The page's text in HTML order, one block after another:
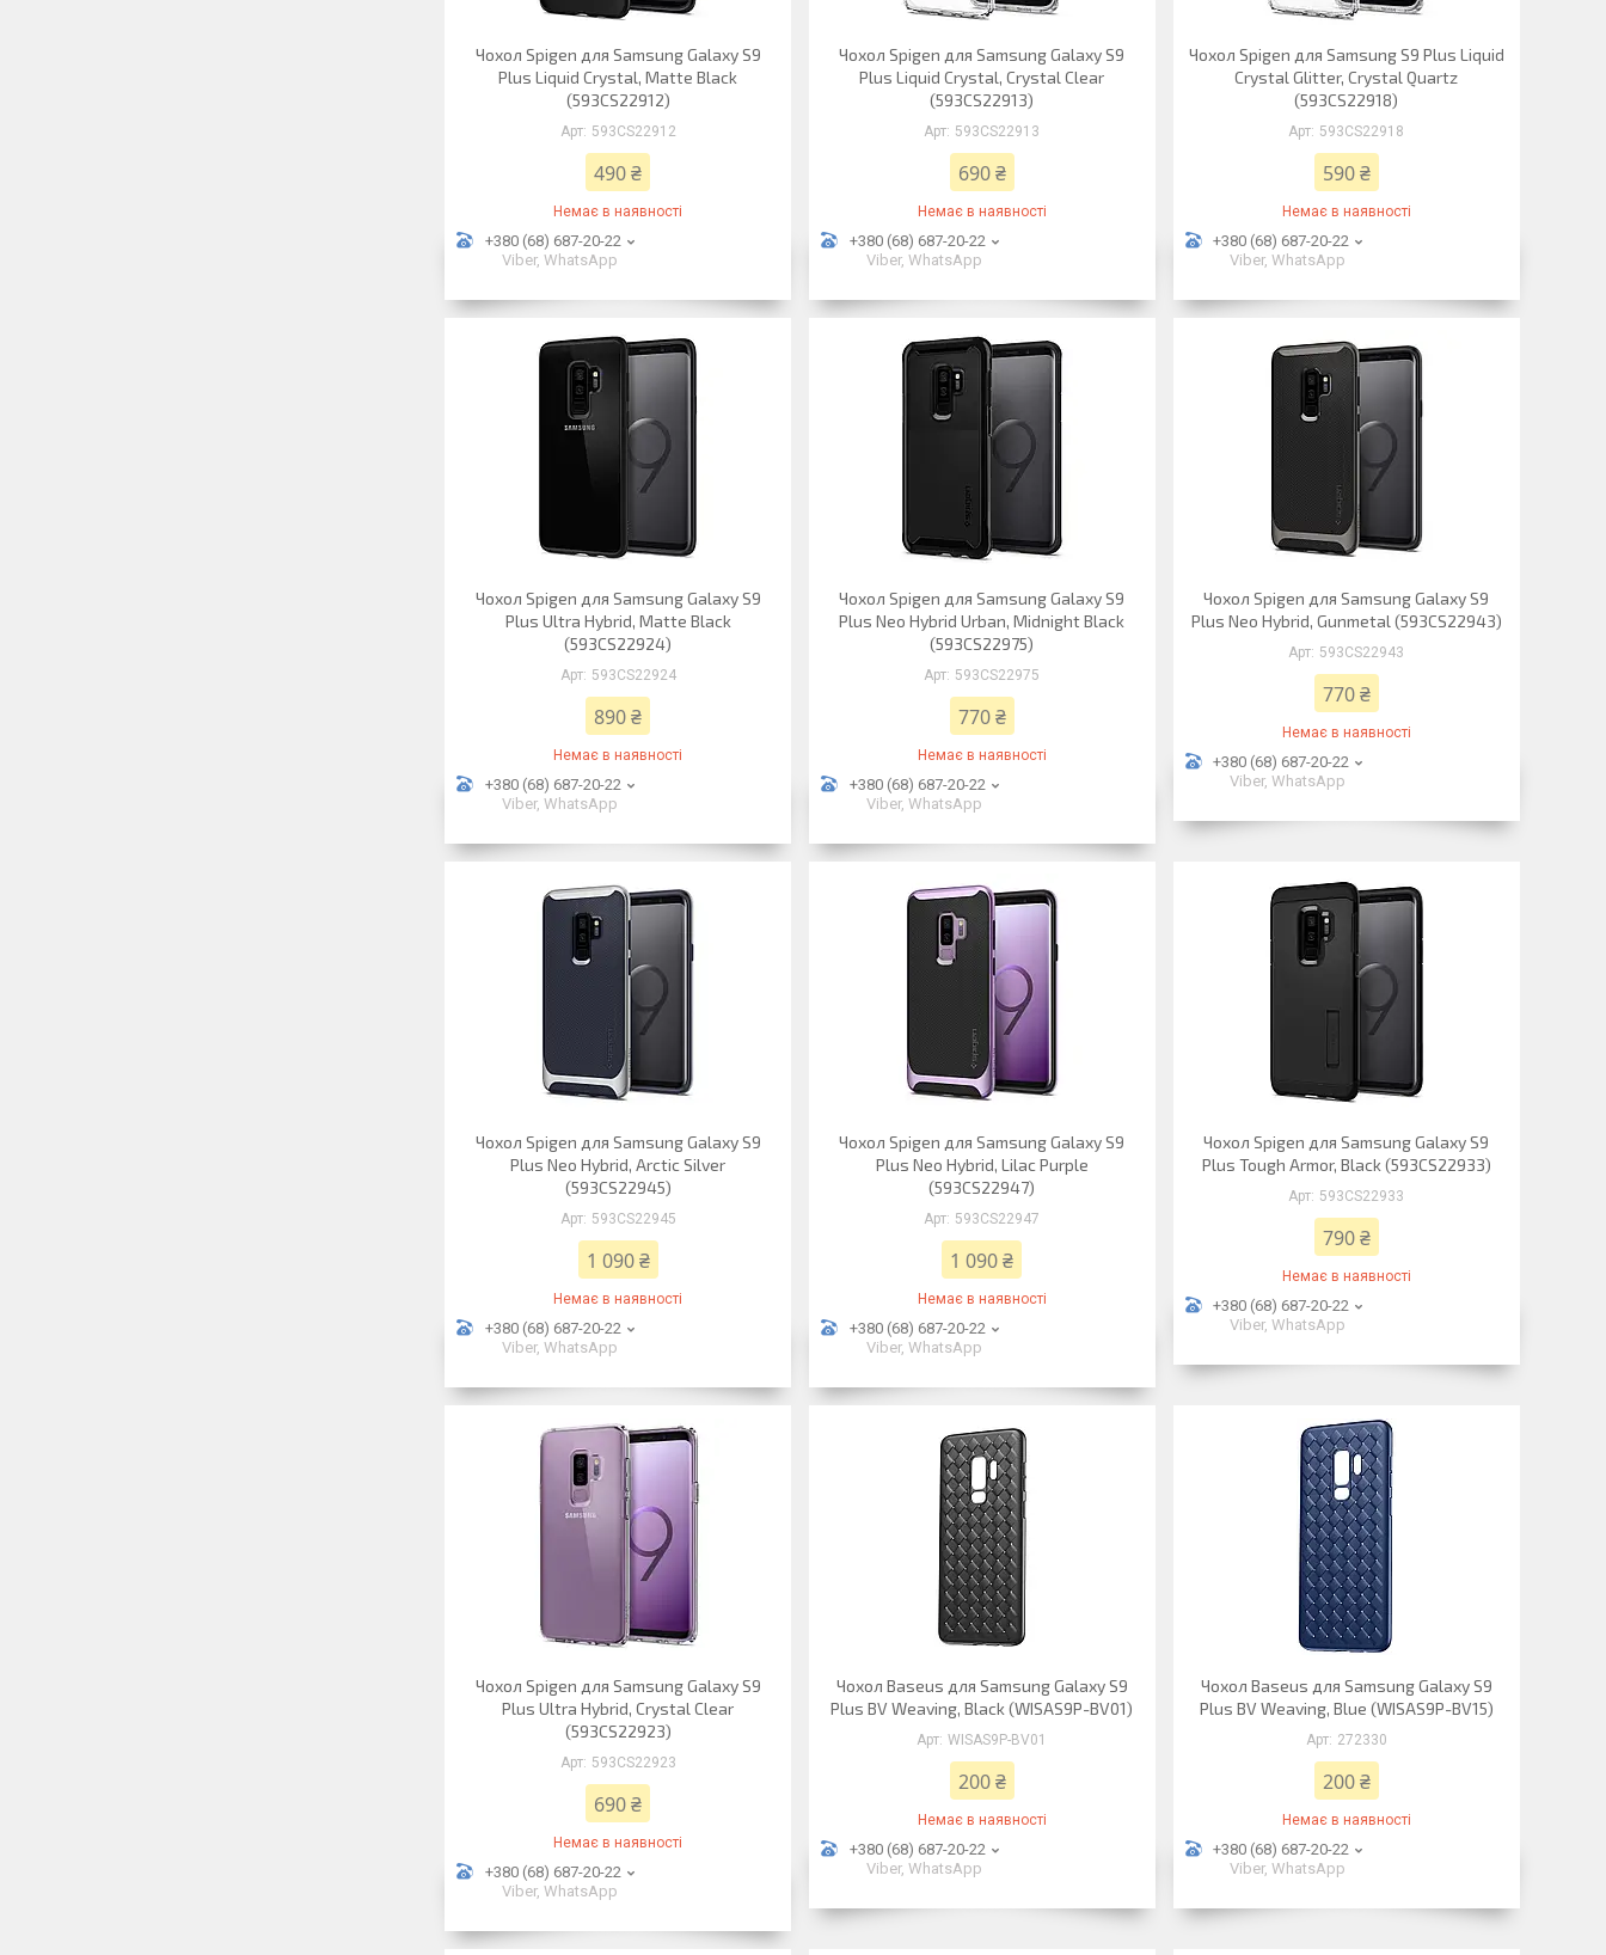
Чохол Spigen для Samsung Galaxy S9
Plus Liquid Crystal, Matte Black
(593CS22912)
593CS22912
490 ₴
Немає в наявності
+380 (68) 687-20-22
Viber, WhatsApp
Чохол Spigen для Samsung Galaxy S9
Plus Liquid Crystal, Crystal Clear
(593CS22913)
593CS22913
690 ₴
Немає в наявності
+380 (68) 687-20-22
Viber, WhatsApp
Чохол Spigen для Samsung S9 Plus Liquid
Crystal Glitter, Crystal Quartz
(593CS22918)
593CS22918
590 ₴
Немає в наявності
+380 (68) 687-20-22
Viber, WhatsApp
Чохол Spigen для Samsung Galaxy S9
Plus Ultra Hybrid, Matte Black
(593CS22924)
593CS22924
890 ₴
Немає в наявності
+380 (68) 687-20-22
Viber, WhatsApp
Чохол Spigen для Samsung Galaxy S9
Plus Neo Hybrid Urban, Midnight Black
(593CS22975)
593CS22975
770 ₴
Немає в наявності
+380 (68) 687-20-22
Viber, WhatsApp
Чохол Spigen для Samsung Galaxy S9
Plus Neo Hybrid, Gunmetal (593CS22943)
593CS22943
770 ₴
Немає в наявності
+380 (68) 687-20-22
Viber, WhatsApp
Чохол Spigen для Samsung Galaxy S9
Plus Neo Hybrid, Arctic Silver
(593CS22945)
593CS22945
1 090 ₴
Немає в наявності
+380 (68) 687-20-22
Viber, WhatsApp
Чохол Spigen для Samsung Galaxy S9
Plus Neo Hybrid, Lilac Purple
(593CS22947)
593CS22947
1 090 ₴
Немає в наявності
+380 (68) 687-20-22
Viber, WhatsApp
Чохол Spigen для Samsung Galaxy S9
Plus Tough Armor, Black (593CS22933)
593CS22933
790 ₴
Немає в наявності
+380 (68) 687-20-22
Viber, WhatsApp
Чохол Spigen для Samsung Galaxy S9
Plus Ultra Hybrid, Crystal Clear
(593CS22923)
593CS22923
690 ₴
Немає в наявності
+380 (68) 687-20-22
Viber, WhatsApp
Чохол Baseus для Samsung Galaxy S9
Plus BV Weaving, Black (WISAS9P-BV01)
WISAS9P-BV01
200 ₴
Немає в наявності
+380 (68) 687-20-22
Viber, WhatsApp
Чохол Baseus для Samsung Galaxy S9
Plus BV Weaving, Blue (WISAS9P-BV15)
272330
200 ₴
Немає в наявності
+380 (68) 687-20-22
Viber, WhatsApp